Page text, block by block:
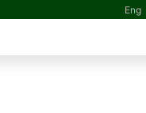
Eng